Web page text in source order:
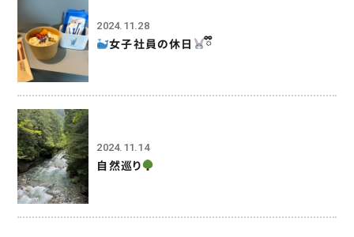
2024.11.28
女子社員の休日 ྀི
2024.11.14
自然巡り